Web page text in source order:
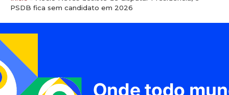
PSDB fica sem candidato em 2026